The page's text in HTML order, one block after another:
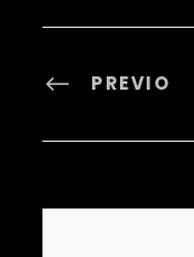
PREVIO